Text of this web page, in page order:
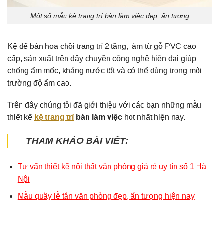
Một số mẫu kệ trang trí bàn làm việc đẹp, ấn tượng
Kệ để bàn hoa chồi trang trí 2 tầng, làm từ gỗ PVC cao
cấp, sản xuất trên dây chuyền công nghệ hiện đại giúp
chống ẩm mốc, kháng nước tốt và có thể dùng trong môi
trường độ ẩm cao.
Trên đây chúng tôi đã giới thiệu với các bạn những mẫu
thiết kế kệ trang trí bàn làm việc hot nhất hiện nay.
THAM KHẢO BÀI VIẾT:
Tư vấn thiết kế nội thất văn phòng giá rẻ uy tín số 1 Hà
Nội
Mẫu quầy lễ tân văn phòng đẹp, ấn tượng hiện nay